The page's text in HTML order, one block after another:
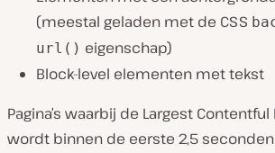
(meestal geladen met de CSS
url() eigenschap)
Block-level elementen met tekst
Pagina’s waarbij de Largest
wordt binnen de eerste 2,5